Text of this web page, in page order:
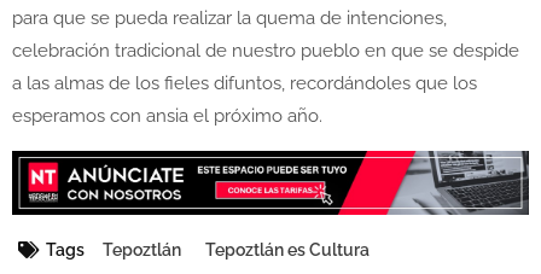
para que se pueda realizar la quema de intenciones,
celebración tradicional de nuestro pueblo en que se despide
a las almas de los fieles difuntos, recordándoles que los
esperamos con ansia el próximo año.
Tags Tepoztlán Tepoztlán es Cultura